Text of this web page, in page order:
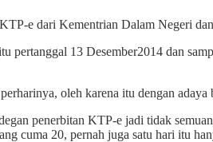
e dari Kementrian Dalam Negeri
13 Desember2014 dan
oleh karena itu dengan
penerbitan KTP-e jadi tidak
cuma 20, pernah juga satu hari itu